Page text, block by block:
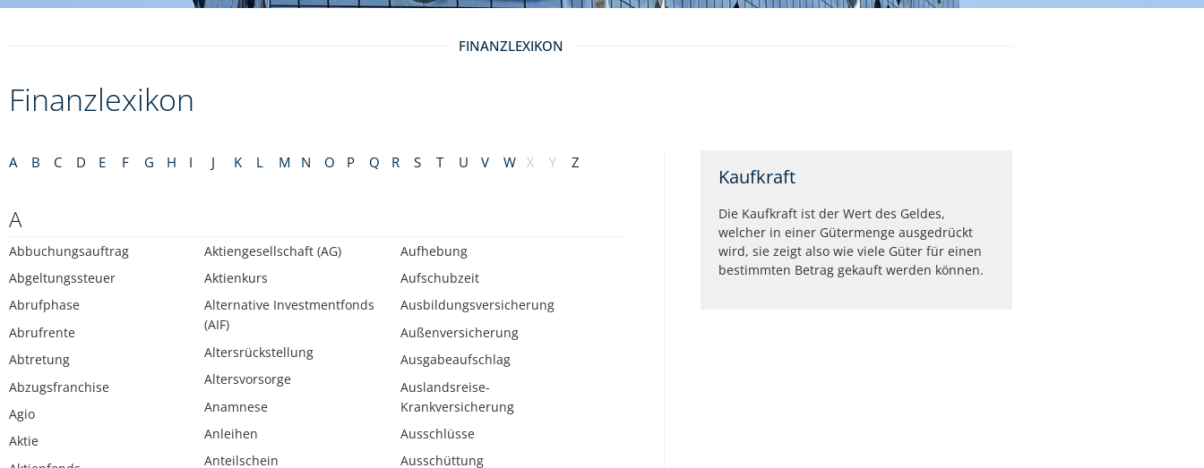
FINANZLEXIKON
Finanzlexikon
A B C D E F G H I J K L M N O P Q R S T U V W X Y Z
A
Abbuchungsauftrag
Abgeltungssteuer
Abrufphase
Abrufrente
Abtretung
Abzugsfranchise
Agio
Aktie
Aktiengesellschaft (AG)
Aktienkurs
Alternative Investmentfonds
(AIF)
Altersrückstellung
Altersvorsorge
Anamnese
Anleihen
Anteilschein
Aufhebung
Aufschubzeit
Ausbildungsversicherung
Außenversicherung
Ausgabeaufschlag
Auslandsreise-
Krankversicherung
Ausschlüsse
Ausschüttung
Kaufkraft
Die Kaufkraft ist der Wert des Geldes,
welcher in einer Gütermenge ausgedrückt
wird, sie zeigt also wie viele Güter für einen
bestimmten Betrag gekauft werden können.